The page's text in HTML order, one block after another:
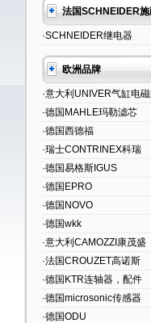
法国SCHNEIDER施
·SCHNEIDER继电器
欧洲品牌
·意大利UNIVER气缸电
·德国MAHLE玛勒滤芯
·德国西德福
·瑞士CONTRINEX科瑞
·德国易格斯IGUS
·德国EPRO
·德国NOVO
·德国wkk
·意大利CAMOZZI康茂盛
·法国CROUZET高诺斯
·德国KTR连轴器，配件
·德国microsonic传感器
·德国ODU